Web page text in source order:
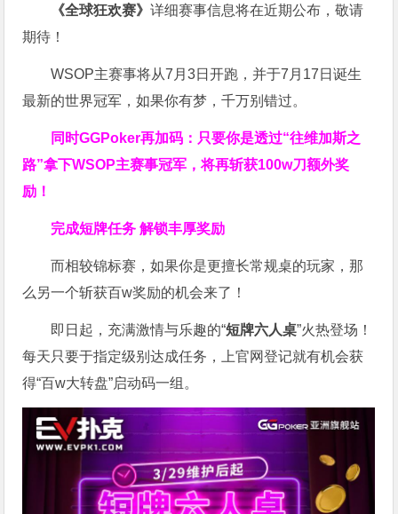
《全球狂欢赛》详细赛事信息将在近期公布，敬请
期待！
WSOP主赛事将从7月3日开跑，并于7月17日诞生
最新的世界冠军，如果你有梦，千万别错过。
同时GGPoker再加码：只要你是透过“往维加斯之
路”拿下WSOP主赛事冠军，将再斩获100w刀额外奖
励！
完成短牌任务 解锁丰厚奖励
而相较锦标赛，如果你是更擅长常规桌的玩家，那
么另一个斩获百w奖励的机会来了！
即日起，充满激情与乐趣的“短牌六人桌”火热登场！
每天只要于指定级别达成任务，上官网登记就有机会获
得“百w大转盘”启动码一组。